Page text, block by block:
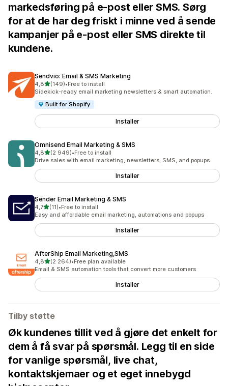
markedsføring på e-post eller SMS. Sørg
for at de har deg friskt i minne ved å sende
kampanjer på e-post eller SMS direkte til
kundene.
Sendvio: Email & SMS Marketing
4,8av 5 stjerner
(149)
Totalt 149 omtaler
•Free to install
Sidekick-ready email marketing newsletters & smart automation.
Built for Shopify
Installer
Omnisend Email Marketing & SMS
4,8av 5 stjerner
(2 949)
Totalt 2949 omtaler
•Free to install
Drive sales with email marketing, newsletters, SMS, and popups
Installer
Sender Email Marketing & SMS
4,7av 5 stjerner
(11)
Totalt 11 omtaler
•Free to install
Easy and affordable email marketing, automations and popups
Installer
AfterShip Email Marketing,SMS
4,8av 5 stjerner
(2 264)
Totalt 2264 omtaler
•Free plan available
Email & SMS automation tools that convert more customers
Installer
Tilby støtte
Øk kundenes tillit ved å gjøre det enkelt for
dem å få svar på spørsmål. Legg til en side
for vanlige spørsmål, live chat,
kontaktskjemaer og et eget innebygd